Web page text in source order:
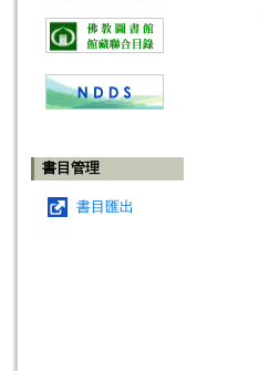
書目管理
書目匯出